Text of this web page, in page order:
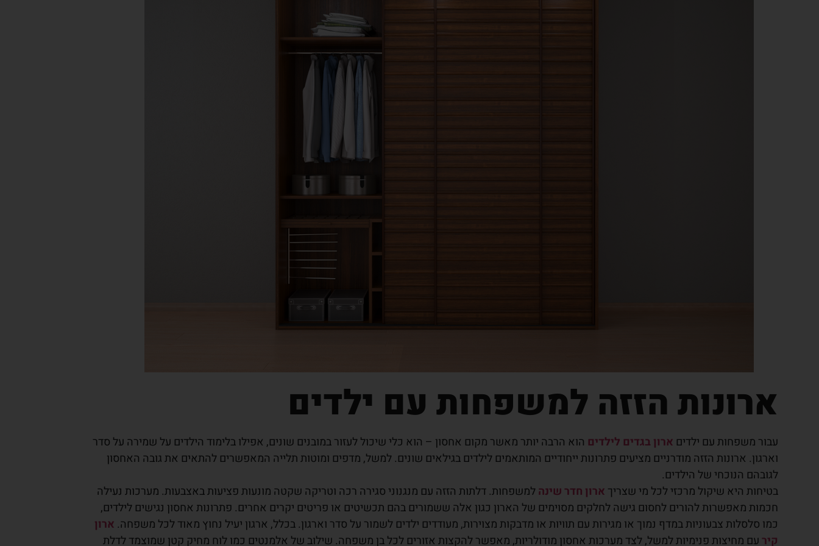
ארונות הזזה למשפחות עם ילדים
עבור משפחות עם ילדים ארון בגדים לילדים הוא הרבה יותר מאשר מקום אחסון – הוא כלי שיכול לעזור במובנים שונים, אפילו בלימוד הילדים על שמירה על סדר
וארגון. ארונות הזזה מודרניים מציעים פתרונות ייחודיים המותאמים לילדים בגילאים שונים. למשל, מדפים ומוטות תלייה המאפשרים להתאים את גובה האחסון
לגובהם הנוכחי של הילדים.
בטיחות היא שיקול מרכזי לכל מי שצריך ארון חדר שינהלמשפחות. דלתות הזזה עם מנגנוני סגירה רכה וטריקה שקטה מונעות פציעות באצבעות. מערכות נעילה
חכמות מאפשרות להורים לחסום גישה לחלקים מסוימים של הארון כגון אלה ששמורים בהם תכשיטים או פריטים יקרים אחרים. פתרונות אחסון נגישים לילדים,
כמו סלסלות צבעוניות במדף נמוך או מגירות עם תוויות או מדבקות מצוירות, מעודדים ילדים לשמור על סדר וארגון. בכלל, ארגון יעיל נחוץ מאוד לכל משפחה. ארון
קירעם מחיצות פנימיות למשל, לצד מערכות אחסון מודולריות, מאפשר להקצות אזורים לכל בן משפחה. שילוב של אלמנטים כמו לוח מחיק קטן שמוצמד לדלת